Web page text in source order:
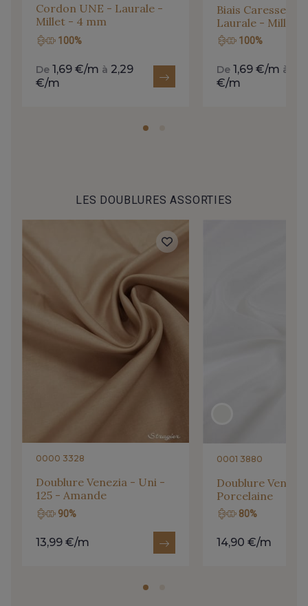
Cordon UNE - Laurale -
Millet - 4 mm
100%
De 1,69 €/m à 2,29
€/m
Biais Caresse -
Laurale - Millet -
100%
De 1,69 €/m à
€/m
LES DOUBLURES ASSORTIES
0000 3328
Doublure Venezia - Uni -
125 - Amande
90%
13,99 €/m
0001 3880
Doublure
Porcelaine
80%
14,90 €/m